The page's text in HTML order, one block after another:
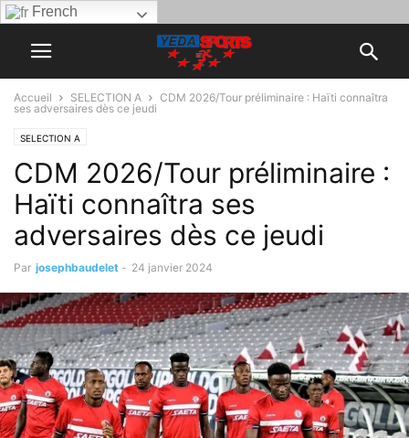
French
Accueil SELECTION A
CDM 2026/Tour préliminaire : Haïti connaîtra
ses adversaires dès ce jeudi
SELECTION A
CDM 2026/Tour préliminaire :
Haïti connaîtra ses
adversaires dès ce jeudi
Par josephbaudelet - 24 janvier 2024